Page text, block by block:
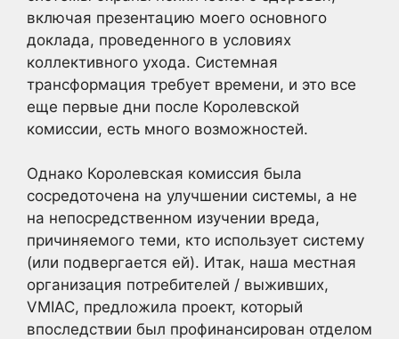
включая презентацию моего основного
доклада, проведенного в условиях
коллективного ухода. Системная
трансформация требует времени, и это все
еще первые дни после Королевской
комиссии, есть много возможностей.
Однако Королевская комиссия была
сосредоточена на улучшении системы, а не
на непосредственном изучении вреда,
причиняемого теми, кто использует систему
(или подвергается ей). Итак, наша местная
организация потребителей / выживших,
VMIAC, предложила проект, который
впоследствии был профинансирован отделом